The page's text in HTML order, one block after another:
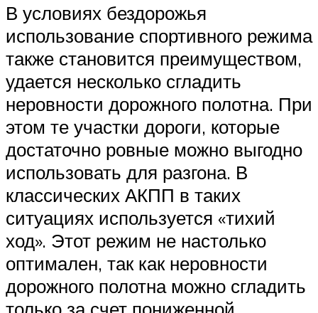
В условиях бездорожья
использование спортивного режима
также становится преимуществом,
удается несколько сгладить
неровности дорожного полотна. При
этом те участки дороги, которые
достаточно ровные можно выгодно
использовать для разгона. В
классических АКПП в таких
ситуациях используется «тихий
ход». Этот режим не настолько
оптимален, так как неровности
дорожного полотна можно сгладить